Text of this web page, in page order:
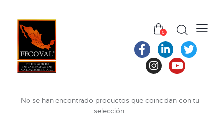
0
No se han encontrado productos que coincidan con tu
selección.